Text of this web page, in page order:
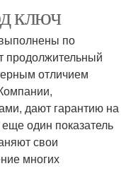
ключ
по
продолжительный
отличием
дают гарантию на
один показатель
свои
многих